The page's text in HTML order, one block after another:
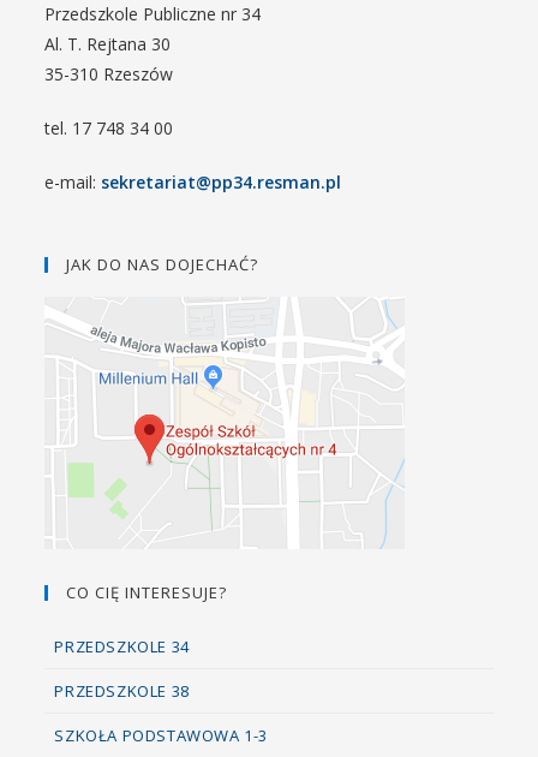
Przedszkole Publiczne nr 34
Al. T. Rejtana 30
35-310 Rzeszów
tel. 17 748 34 00
e-mail: sekretariat@pp34.resman.pl
JAK DO NAS DOJECHAĆ?
CO CIĘ INTERESUJE?
PRZEDSZKOLE 34
PRZEDSZKOLE 38
SZKOŁA PODSTAWOWA 1-3